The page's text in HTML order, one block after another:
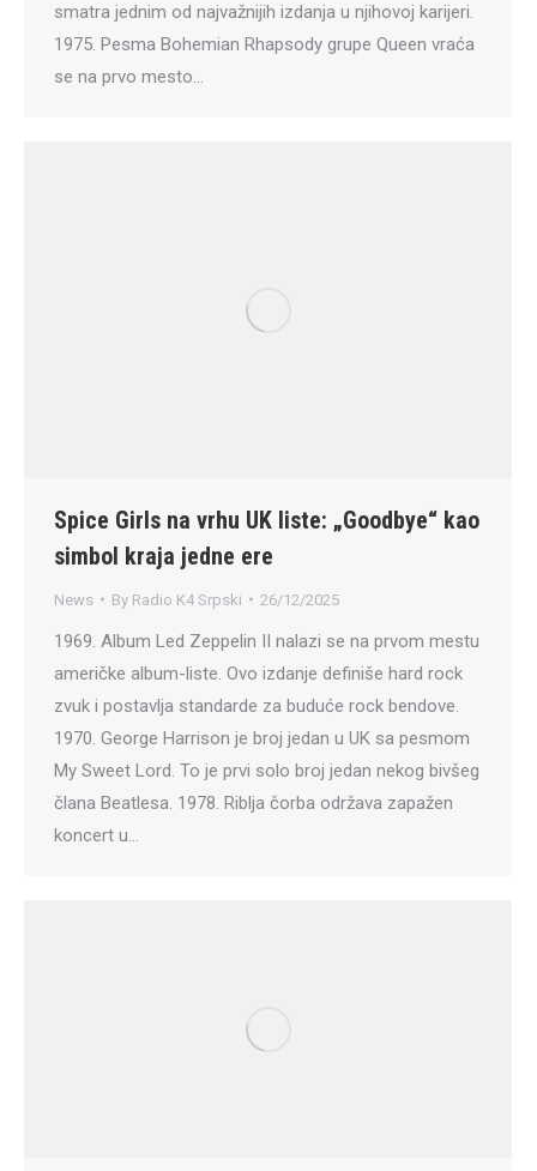
smatra jednim od najvažnijih izdanja u njihovoj karijeri.
1975. Pesma Bohemian Rhapsody grupe Queen vraća
se na prvo mesto…
Spice Girls na vrhu UK liste: „Goodbye“ kao
simbol kraja jedne ere
News By Radio K4 Srpski 26/12/2025
1969. Album Led Zeppelin II nalazi se na prvom mestu
američke album-liste. Ovo izdanje definiše hard rock
zvuk i postavlja standarde za buduće rock bendove.
1970. George Harrison je broj jedan u UK sa pesmom
My Sweet Lord. To je prvi solo broj jedan nekog bivšeg
člana Beatlesa. 1978. Riblja čorba održava zapažen
koncert u…